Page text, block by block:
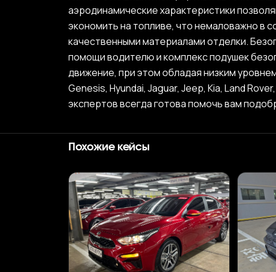
аэродинамические характеристики
экономить на топливе, что немаловажно в
качественными материалами отделки.
помощи водителю и комплекс подушек
движение, при этом обладая низким
Genesis, Hyundai, Jaguar, Jeep, Kia, Land
экспертов всегда готова помочь вам
Похожие кейсы